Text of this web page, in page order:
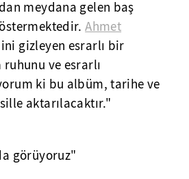
meydana gelen baş
Ahmet
gizleyen esrarlı bir
ve esrarlı
ki bu albüm, tarihe ve
aktarılacaktır."
görüyoruz"